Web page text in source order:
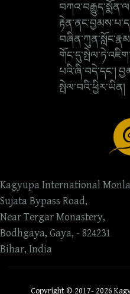
པའི་ཞི་བདེ་དང་།
Kagyupa International
Sujata Bypass Road,
Near Tergar Monastery,
Bodhgaya, Gaya, - 824231
Bihar, India
Copyright © 2017- 2026